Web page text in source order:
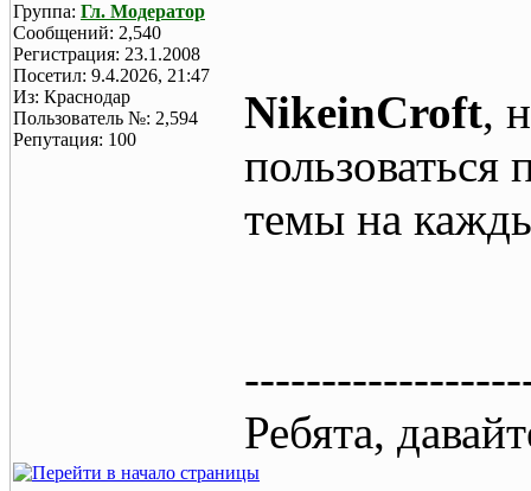
Группа: Гл. Модератор
Сообщений: 2,540
Регистрация: 23.1.2008
Посетил: 9.4.2026, 21:47
Из: Краснодар
Пользователь №: 2,594
Репутация: 100
NikeinCroft,
пользоваться
темы на
Ребята,